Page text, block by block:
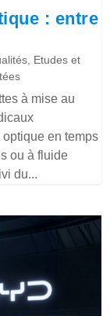
: entre
, Etudes et
à mise au
en temps
ou à fluide
du...